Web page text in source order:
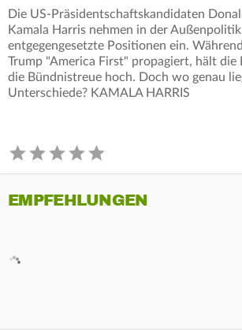
Die US-Präsidentschaftskandidaten
Kamala Harris nehmen in der
entgegengesetzte Positionen ein.
Trump "America First" propagiert, hält die
die Bündnistreue hoch. Doch wo genau
Unterschiede? KAMALA HARRIS
EMPFEHLUNGEN